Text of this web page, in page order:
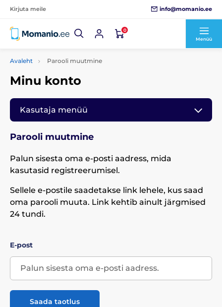
Kirjuta meile info@momanio.ee
0
Menüü
Avaleht Parooli muutmine
Minu konto
Kasutaja menüü
Parooli muutmine
Palun sisesta oma e-posti aadress, mida
kasutasid registreerumisel.
Sellele e-postile saadetakse link lehele, kus saad
oma parooli muuta. Link kehtib ainult järgmised
24 tundi.
E-post
Saada taotlus